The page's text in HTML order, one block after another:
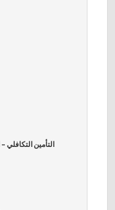
التأمين التكافلي